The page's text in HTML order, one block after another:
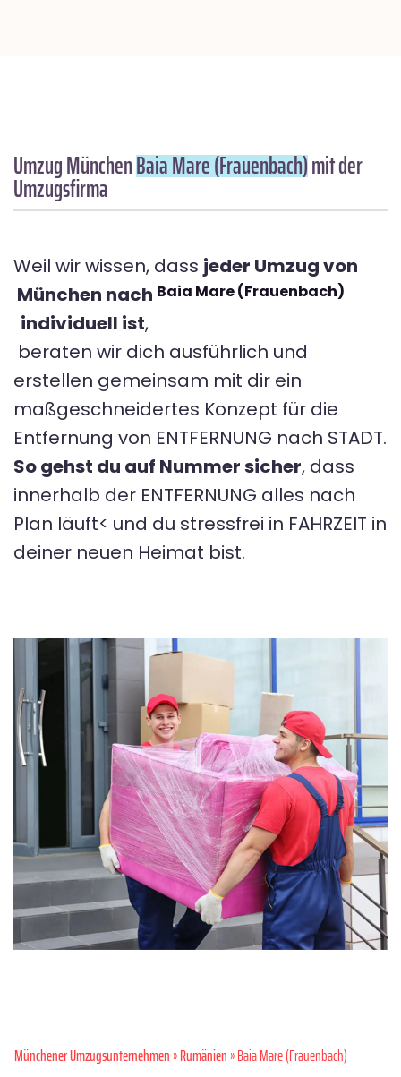
Umzug MünchenBaia Mare (Frauenbach)mit der
Umzugsfirma
Weil wir wissen, dass jeder Umzug von
München nach Baia Mare (Frauenbach)
individuell ist,
beraten wir dich ausführlich und
erstellen gemeinsam mit dir ein
maßgeschneidertes Konzept für die
Entfernung von ENTFERNUNG nach STADT.
So gehst du auf Nummer sicher, dass
innerhalb der ENTFERNUNG alles nach
Plan läuft< und du stressfrei in FAHRZEIT in
deiner neuen Heimat bist.
Münchener Umzugsunternehmen»Rumänien» Baia Mare (Frauenbach)